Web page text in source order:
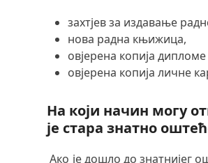
захтјев за издавање
нова радна књижица,
овјерена копија
овјерена копија личне
На који начин могу
је стара знатно
Ако је дошло до знатнијег